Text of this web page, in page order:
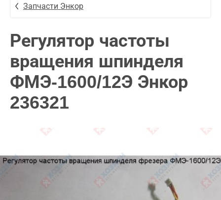
Запчасти Энкор
Регулятор частоты
вращения шпинделя
ФМЭ-1600/12Э Энкор
236321